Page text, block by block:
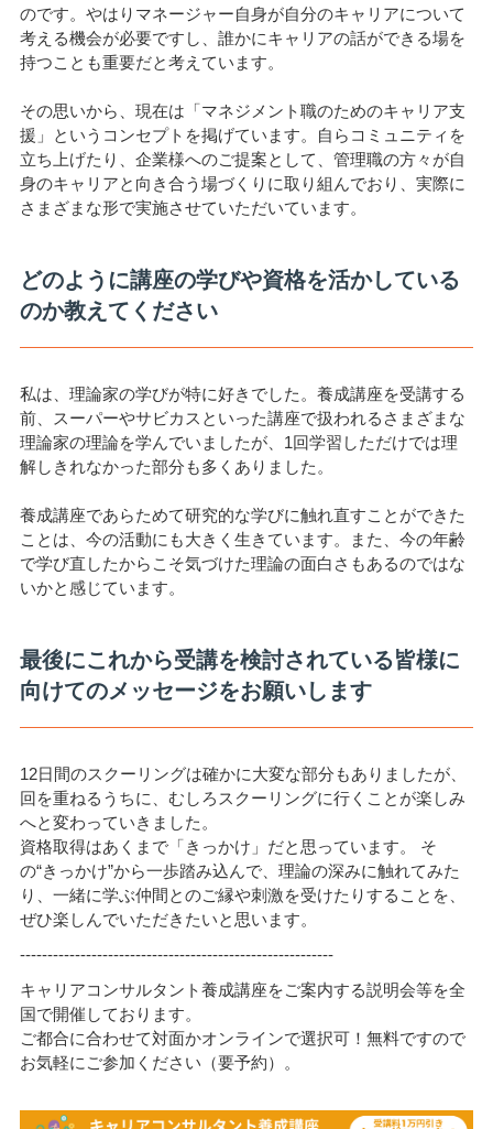
のです。やはりマネージャー自身が自分のキャリアについて
考える機会が必要ですし、誰かにキャリアの話ができる場を
持つことも重要だと考えています。
その思いから、現在は「マネジメント職のためのキャリア支
援」というコンセプトを掲げています。自らコミュニティを
立ち上げたり、企業様へのご提案として、管理職の方々が自
身のキャリアと向き合う場づくりに取り組んでおり、実際に
さまざまな形で実施させていただいています。
どのように講座の学びや資格を活かしている
のか教えてください
私は、理論家の学びが特に好きでした。養成講座を受講する
前、スーパーやサビカスといった講座で扱われるさまざまな
理論家の理論を学んでいましたが、1回学習しただけでは理
解しきれなかった部分も多くありました。
養成講座であらためて研究的な学びに触れ直すことができた
ことは、今の活動にも大きく生きています。また、今の年齢
で学び直したからこそ気づけた理論の面白さもあるのではな
いかと感じています。
最後にこれから受講を検討されている皆様に
向けてのメッセージをお願いします
12日間のスクーリングは確かに大変な部分もありましたが、
回を重ねるうちに、むしろスクーリングに行くことが楽しみ
へと変わっていきました。
資格取得はあくまで「きっかけ」だと思っています。 そ
の“きっかけ”から一歩踏み込んで、理論の深みに触れてみた
り、一緒に学ぶ仲間とのご縁や刺激を受けたりすることを、
ぜひ楽しんでいただきたいと思います。
---------------------------------------------------------
キャリアコンサルタント養成講座をご案内する説明会等を全
国で開催しております。
ご都合に合わせて対面かオンラインで選択可！無料ですので
お気軽にご参加ください（要予約）。